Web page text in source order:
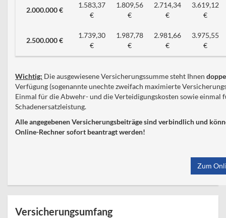
2.000.000 €
1.583,37
€
1.809,56
€
2.714,34
€
3.619,12
€
2.500.000 €
1.739,30
€
1.987,78
€
2.981,66
€
3.975,55
€
Wichtig: Die ausgewiesene Versicherungssumme steht Ihnen
Verfügung (sogenannte unechte zweifach maximierte
Einmal für die Abwehr- und die Verteidigungskosten sowie einmal
Schadenersatzleistung.
Alle angegebenen Versicherungsbeiträge sind verbindlich und
Online-Rechner sofort beantragt werden!
Zum
Versicherungsumfang